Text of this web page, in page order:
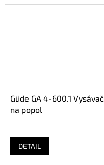
Güde GA 4-600.1 Vysávač
na popol
DETAIL